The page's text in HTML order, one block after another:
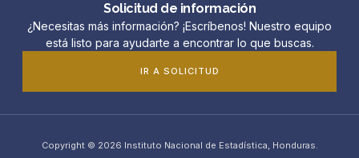
Solicitud de información
¿Necesitas más información? ¡Escríbenos! Nuestro equipo
está listo para ayudarte a encontrar lo que buscas.
IR A SOLICITUD
Copyright © 2026 Instituto Nacional de Estadística, Honduras.